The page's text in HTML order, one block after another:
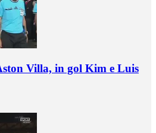
Villa, in gol Kim e Luis